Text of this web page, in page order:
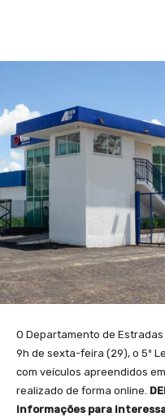
O Departamento de
9h de sexta-feira (29), o 5º
com veículos apreendidos
realizado de forma online.
informações para